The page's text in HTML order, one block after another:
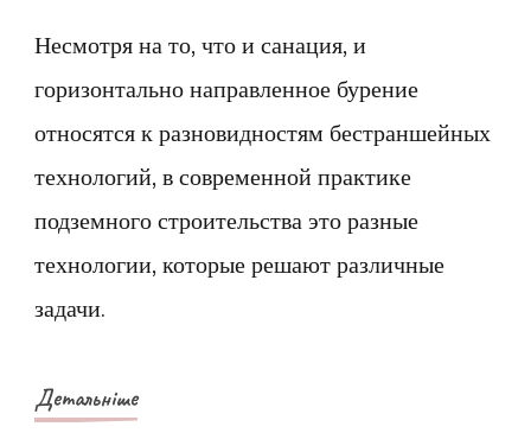
Разница
и
ГНБ
Несмотря на то, что и санация, и
горизонтально направленное бурение
относятся к разновидностям бестраншейных
технологий, в современной практике
подземного строительства это разные
технологии, которые решают различные
задачи.
Детальніше